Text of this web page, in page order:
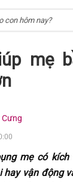
mẹ
Cưng
mẹ có
hay vận động